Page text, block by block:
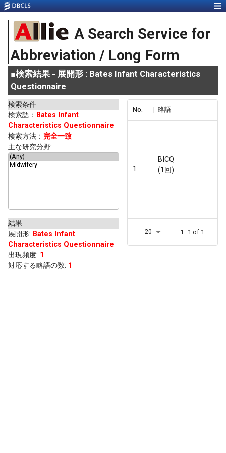
A Search Service for
Abbreviation / Long Form
■検索結果 - 展開形 : Bates Infant Characteristics
Questionnaire
検索条件
検索語： Bates Infant
Characteristics Questionnaire
検索方法： 完全一致
主な研究分野:
結果
展開形: Bates Infant
Characteristics Questionnaire
出現頻度: 1
対応する略語の数: 1
No. 略語
1
BICQ
(1回)
20 1–1 of 1